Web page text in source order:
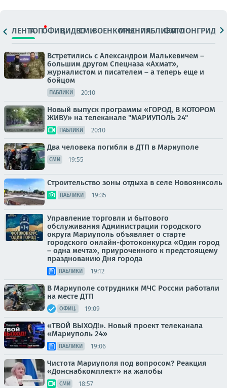
ЛЕНТАТОПОФИЦ.ВИДЕОСМИВОЕНКОРЫМНЕНИЯПАБЛИКИ
ФОТОЛОНГРИДЫ
Встретились с Александром Малькевичем –
большим другом Спецназа «Ахмат»,
журналистом и писателем – а теперь еще и
бойцом
ПАБЛИКИ 20:10
Новый выпуск программы «ГОРОД, В КОТОРОМ
ЖИВУ» на телеканале "МАРИУПОЛЬ 24"
ПАБЛИКИ 20:10
Два человека погибли в ДТП в Мариуполе
СМИ 19:55
Строительство зоны отдыха в селе Новоянисоль
ПАБЛИКИ 19:35
Управление торговли и бытового
обслуживания Администрации городского
округа Мариуполь объявляет о старте
городского онлайн-фотоконкурса «Один город
– одна мечта», приуроченного к предстоящему
празднованию Дня города
ПАБЛИКИ 19:12
В Мариуполе сотрудники МЧС России работали
на месте ДТП
ОФИЦ. 19:09
«ТВОЙ ВЫХОД!». Новый проект телеканала
«Мариуполь 24»
ПАБЛИКИ 19:06
Чистота Мариуполя под вопросом? Реакция
«Донснабкомплект» на жалобы
СМИ 18:57